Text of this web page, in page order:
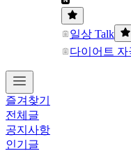
일상 Talk
다이어트 자
즐겨찾기
전체글
공지사항
인기글